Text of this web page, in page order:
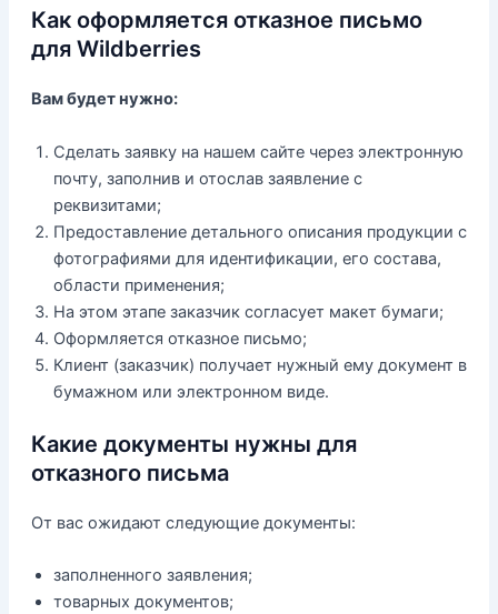
Как оформляется отказное письмо
для Wildberries
Вам будет нужно:
Сделать заявку на нашем сайте через электронную
почту, заполнив и отослав заявление с
реквизитами;
Предоставление детального описания продукции с
фотографиями для идентификации, его состава,
области применения;
На этом этапе заказчик согласует макет бумаги;
Оформляется отказное письмо;
Клиент (заказчик) получает нужный ему документ в
бумажном или электронном виде.
Какие документы нужны для
отказного письма
От вас ожидают следующие документы:
заполненного заявления;
товарных документов;